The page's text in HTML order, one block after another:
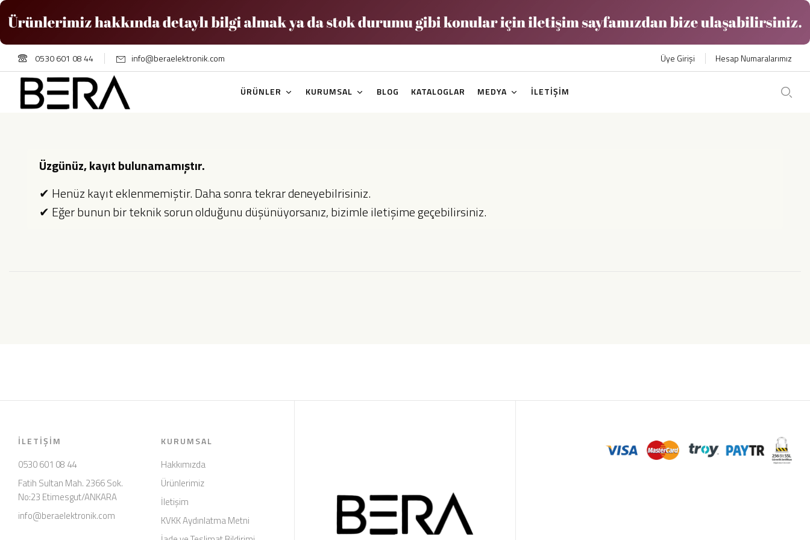
0530 601 08 44 info@beraelektronik.com Üye Girişi Hesap Numaralarımız
ÜRÜNLER KURUMSAL BLOG KATALOGLAR MEDYA İLETİŞİM
Üzgünüz, kayıt bulunamamıştır.
✔ Henüz kayıt eklenmemiştir. Daha sonra tekrar deneyebilrisiniz.
✔ Eğer bunun bir teknik sorun olduğunu düşünüyorsanız, bizimle iletişime geçebilirsiniz.
İLETIŞIM
0530 601 08 44
Fatih Sultan Mah. 2366 Sok.
No:23 Etimesgut/ANKARA
info@beraelektronik.com
KURUMSAL
Hakkımızda
Ürünlerimiz
İletişim
KVKK Aydınlatma Metni